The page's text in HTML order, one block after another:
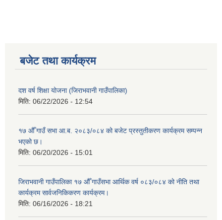
बजेट तथा कार्यक्रम
दश वर्ष शिक्षा योजना (जिराभवानी गाउँपालिका)
मिति: 06/22/2026 - 12:54
१७ औँ गाउँ सभा आ.ब. २०८३/०८४ को बजेट प्रस्तुतीकरण कार्यक्रम सम्पन्न
भएको छ।
मिति: 06/20/2026 - 15:01
जिराभवानी गाउँपालिका १७ औँ गाउँसभा आर्थिक वर्ष ०८३/०८४ को नीति तथा
कार्यक्रम सार्वजनिकिकरण कार्यक्रम।
मिति: 06/16/2026 - 18:21